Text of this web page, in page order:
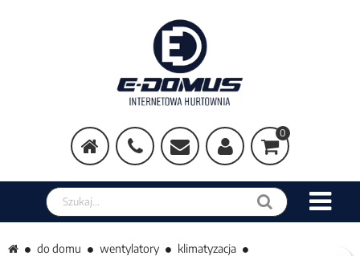
0
Szukaj w sklepie
do domu wentylatory klimatyzacja